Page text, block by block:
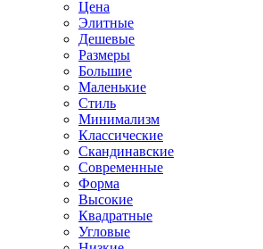
Цена
Элитные
Дешевые
Размеры
Большие
Маленькие
Стиль
Минимализм
Классические
Скандинавские
Современные
Форма
Высокие
Квадратные
Угловые